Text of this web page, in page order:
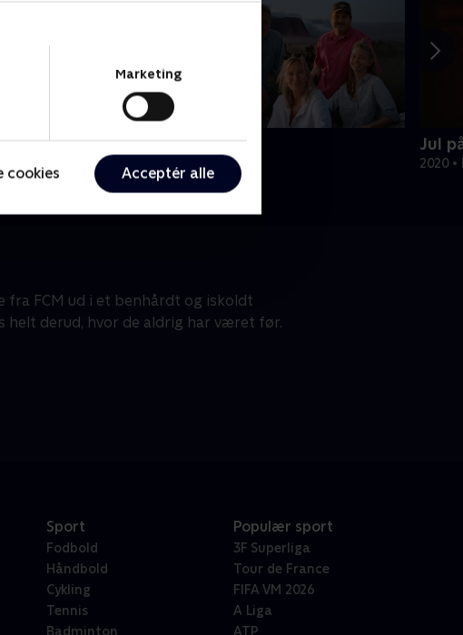
Marketing
cookies Acceptér alle
Vores jord
Livsstil • 2 sæsoner
Jul
2020
fra FCM ud i et benhårdt og iskoldt
helt derud, hvor de aldrig har været før.
Sport
Fodbold
Håndbold
Cykling
Tennis
Badminton
Populær sport
3F Superliga
Tour de France
FIFA VM 2026
A Liga
ATP